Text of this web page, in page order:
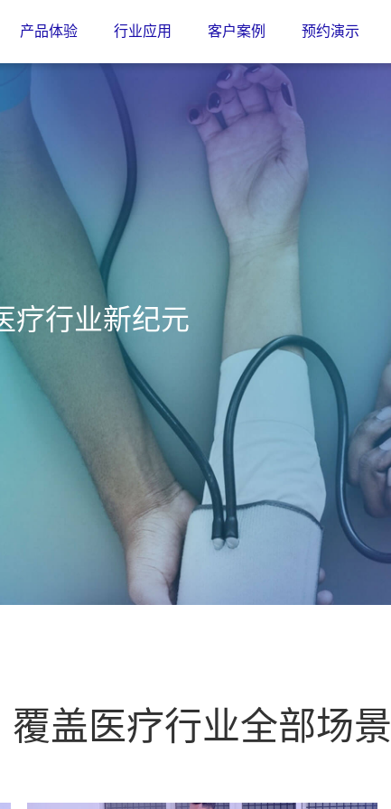
产品体验 行业应用 客户案例 预约演示
疗行业新纪元
覆盖医疗行业全部场景